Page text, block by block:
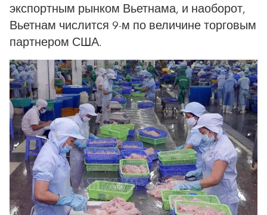
экспортным рынком Вьетнама, и наоборот,
Вьетнам числится 9-м по величине торговым
партнером США.